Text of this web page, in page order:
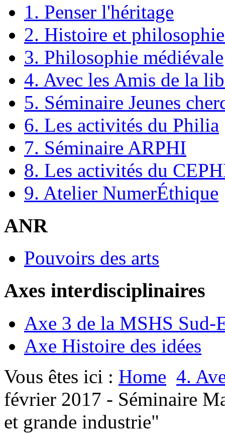
1. Penser l'héritage
2. Histoire et philosophie
3. Philosophie médiévale
4. Avec les Amis de la
5. Séminaire Jeunes
6. Les activités du Philia
7. Séminaire ARPHI
8. Les activités du
9. Atelier NumerÉthique
ANR
Pouvoirs des arts
Axes interdisciplinaires
Axe 3 de la MSHS Sud-
Axe Histoire des idées
Vous êtes ici : Home 4.
février 2017 - Séminaire
et grande industrie"